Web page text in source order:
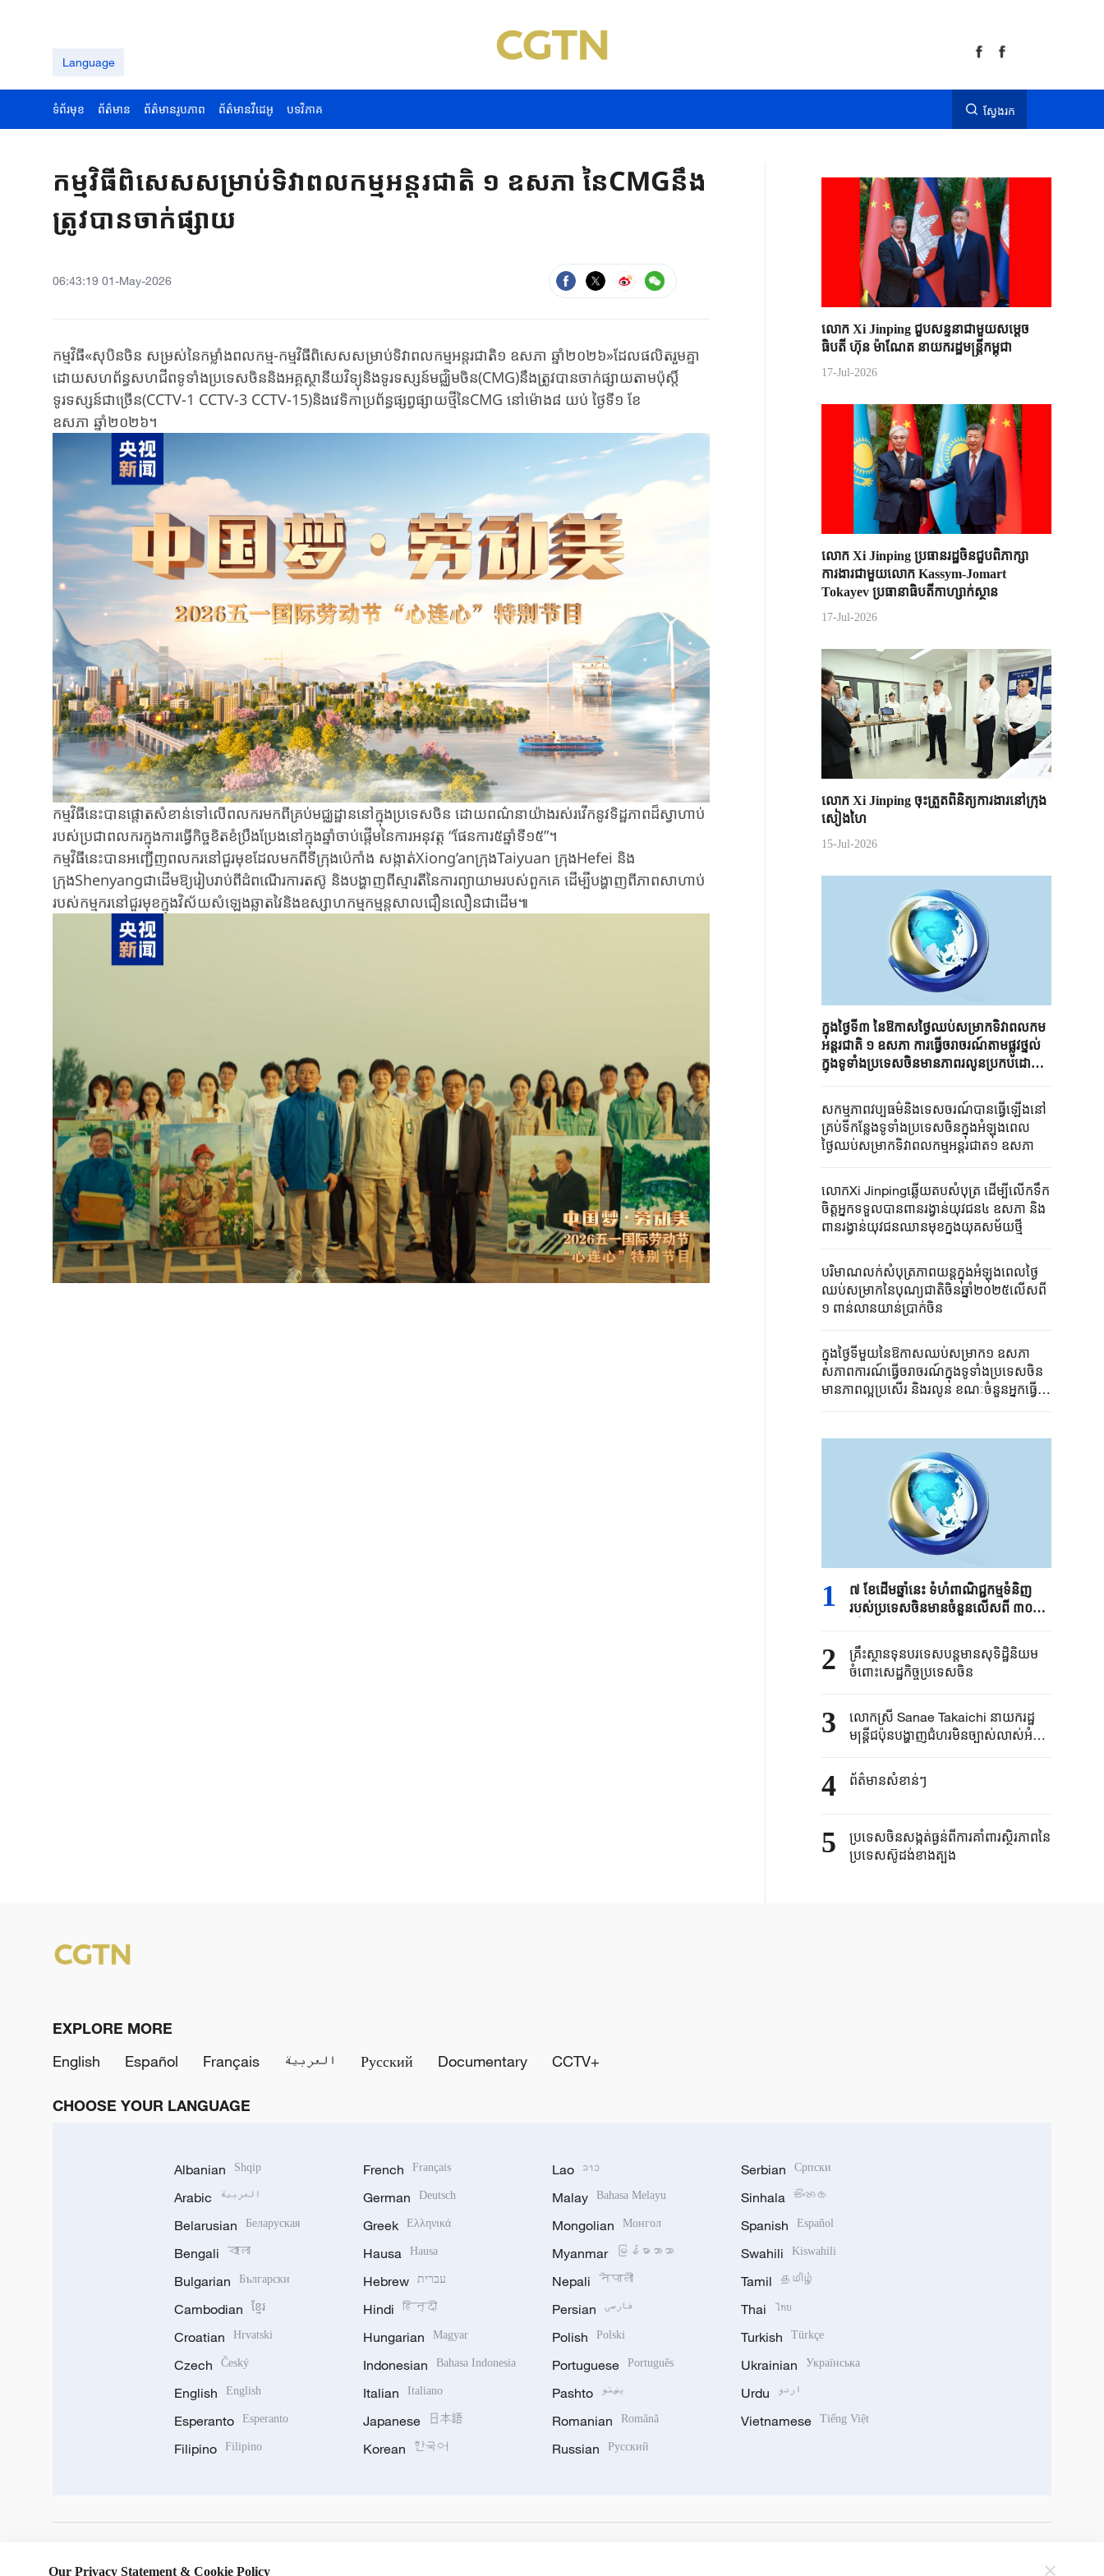
Language
ទំព័រមុខ ព័ត៌មាន ព័ត៌មានរូបភាព ព័ត៌មានវីដេអូ បទវិភាគ ស្វែងរក
កម្មវិធីពិសេសសម្រាប់ទិវាពលកម្មអន្តរជាតិ ១ ឧសភា នៃCMGនឹង
ត្រូវបានចាក់ផ្សាយ
06:43:19 01-May-2026
​កម្មវិធី«សុបិនចិន សម្រស់​នៃ​កម្លាំង​ពលកម្ម​-កម្មវិធីពិសេសសម្រាប់ទិវាពលកម្មអន្តរជាតិ​១ ឧសភា ​ឆ្នាំ​២០២៦​»​ដែល​ផលិត​រួមគ្នា​
ដោយ​សហព័ន្ធសហជីព​ទូទាំង​ប្រទេស​ចិន​និង​អគ្គស្ថានីយ​វិទ្យុនិង​ទូរទស្សន៍​មជ្ឈិម​ចិន​(CMG)​នឹង​ត្រូវ​បាន​ចាក់ផ្សាយ​តាម​​ប៉ុស្តិ៍
ទូរទស្សន៍ជា​ច្រើន(CCTV-1 CCTV-3 CCTV-15)​និង​វេទិកា​ប្រព័ន្ធផ្សព្វផ្សាយថ្មីនៃ​CMG នៅម៉ោង៨ យប់ ថ្ងៃទី១ ខែ
ឧសភា ឆ្នាំ២០២៦។
កម្មវិធី​នេះ​បាន​ផ្តោតសំខាន់ទៅលើ​ពលករ​មកពីគ្រប់មជ្ឈដ្ឋាន​នៅក្នុងប្រទេសចិន ដោយ​ពណ៌នាយ៉ាងរស់រវើកនូវទិដ្ឋភាព​ដ៏ស្វាហាប់​
របស់​ប្រជាពលករ​ក្នុង​ការ​ធ្វើ​កិច្ច​ខិតខំប្រឹងប្រែង​នៅ​ក្នុងឆ្នាំចាប់​ផ្តើម​នៃការអនុវត្ត “ផែនការ៥ឆ្នាំទី១៥”។
កម្មវិធីនេះ​បាន​អញ្ជើញពលករ​នៅ​ជួរមុខ​ដែល​មកពី​​ទីក្រុងប៉េកាំង ​សង្កាត់Xiong’an​ក្រុងTaiyuan ​ក្រុង​Hefei ​និង​
ក្រុងShenyangជាដើម​ឱ្យ​រៀបរាប់​ពីដំពណើរការ​តស៊ូ​ និងបង្ហាញ​ពីស្មារតី​នៃ​ការ​ព្យាយាម​របស់ពួកគេ ​ដើម្បី​បង្ហាញ​ពី​ភាពសាហាប់​
របស់កម្មករ​នៅ​ជួរមុខ​ក្នុង​​វិស័យ​សំឡេងឆ្លាតវៃ​និងឧស្សាហកម្ម​កម្មន្តសាល​ជឿនលឿន​​ជា​ដើម​៕
លោក Xi Jinping ជួបសន្ទនាជាមួយសម្តេច
ធិបតី ហ៊ុន ម៉ាណែត នាយករដ្ឋមន្ត្រីកម្ពុជា
17-Jul-2026
លោក Xi Jinping ប្រធានរដ្ឋចិន​ជួបពិភាក្សា​
ការងារជាមួយ​លោក Kassym-Jomart ​
Tokayev ​ប្រធានាធិបតី​កាហ្សាក់ស្ថាន​
17-Jul-2026
លោក Xi Jinping ចុះត្រួតពិនិត្យការងារនៅក្រុង
សៀងហៃ
15-Jul-2026
ក្នុងថ្ងៃទី៣ នៃឱកាសថ្ងៃឈប់សម្រាកទិវាពលកម
អន្តរជាតិ ១ ឧសភា ការធ្វើចរាចរណ៍តាមផ្លូវថ្នល់
ក្នុងទូទាំងប្រទេសចិនមានភាពរលូនប្រកបដោយ
សកម្មភាពវប្បធម៌និងទេសចរណ៍បានធ្វើឡើងនៅ
គ្រប់ទីកន្លែងទូទាំងប្រទេសចិនក្នុងអំឡុងពេល
ថ្ងៃឈប់សម្រាកទិវាពលកម្មអន្តរជាត១ ឧសភា
លោកXi Jinpingឆ្លើយតបសំបុត្រ ដើម្បីលើកទឹក
ចិត្តអ្នកទទួលបានពានរង្វាន់យុវជន៤ ឧសភា និង
ពានរង្វាន់យុវជនឈានមុខក្នុងយុគសម័យថ្មី
បរិមាណលក់​សំបុត្រ​ភាព​យន្ត​ក្នុងអំឡុងពេលថ្ងៃ​
ឈប់​សម្រាក​នៃ​បុណ្យ​ជាតិ​ចិន​ឆ្នាំ​២០២៥​លើសពី
១ ពាន់លានយាន់​ប្រាក់​ចិន​
ក្នុងថ្ងៃទីមួយនៃឱកាសឈប់សម្រាក១ ឧសភា
សភាពការណ៍ធ្វើចរាចរណ៍ក្នុងទូទាំងប្រទេសចិន
មានភាពល្អប្រសើរ និងរលូន ខណៈចំនួនអ្នកធ្វើ
ដំណើរលើសពី ៣៤០លាននាក់
1
៧ ខែដើមឆ្នាំនេះ ទំហំពាណិជ្ជកម្មទំនិញ
របស់ប្រទេសចិនមានចំនួនលើសពី ៣០
2
គ្រឹះស្ថាន​ទុនបរទេស​បន្តមាន​សុទិដ្ឋិនិយម​
ចំពោះសេដ្ឋកិច្ច​ប្រទេសចិន​​
3
លោកស្រី Sanae ​Takaichi ​នាយករដ្ឋ
មន្ត្រី​ជប៉ុន​បង្ហាញជំហរមិន​ច្បាស់​លាស់​អំពី ​
“គោលការណ៍បី​គ្មាននុយក្លេអ៊ែរ​”​
4 ព័ត៌មានសំខាន់ៗ
5
ប្រទេសចិនសង្កត់ធ្ងន់ពីការគាំពារស្ថិរភាពនៃ
ប្រទេសស៊ូដង់ខាងត្បូង
EXPLORE MORE
English
Español Français العربية Русский Documentary CCTV+
CHOOSE YOUR LANGUAGE
Albanian Shqip
Arabic العربية
Belarusian Беларуская
Bengali বাংলা
Bulgarian Български
Cambodian ខ្មែរ
Croatian Hrvatski
Czech Český
English English
Esperanto Esperanto
Filipino Filipino
French Français
German Deutsch
Greek Ελληνικά
Hausa Hausa
Hebrew עברית
Hindi हिन्दी
Hungarian Magyar
Indonesian Bahasa Indonesia
Italian Italiano
Japanese 日本語
Korean 한국어
Lao ລາວ
Malay Bahasa Melayu
Mongolian Монгол
Myanmar မြန်မာဘာသာ
Nepali नेपाली
Persian فارسی
Polish Polski
Portuguese Português
Pashto پښتو
Romanian Română
Russian Русский
Serbian Српски
Sinhala සිංහල
Spanish Español
Swahili Kiswahili
Tamil தமிழ்
Thai ไทย
Turkish Türkçe
Ukrainian Українська
Urdu اردو
Vietnamese Tiếng Việt
Our Privacy Statement & Cookie Policy